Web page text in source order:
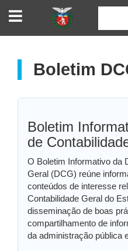
SIAFIC
Boletim
Boletim
de
O Boletim Informativo da
Geral (DCG) reúne
conteúdos de interesse
Contabilidade Geral do
disseminação de boas
compartilhamento de
da administração pública